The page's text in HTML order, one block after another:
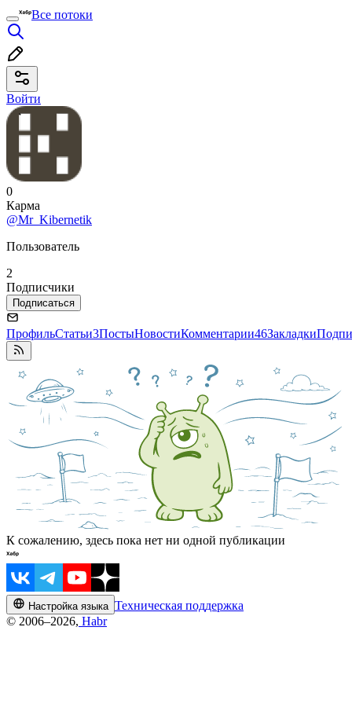
Все потоки
Войти
0
Карма
@Mr_Kibernetik
Пользователь
2
Подписчики
Подписаться
ПрофильСтатьи3ПостыНовостиКомментарии46Закладки
К сожалению, здесь пока нет ни одной публикации
Настройка языка Техническая поддержка
© 2006–2026, Habr